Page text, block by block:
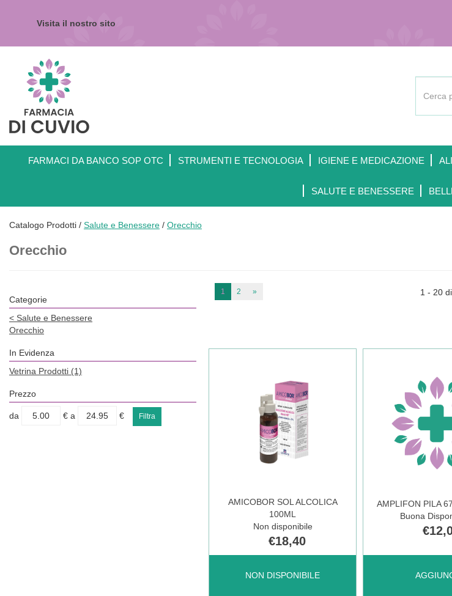
Visita il nostro sito
Farmacia
Cuvio
Prodotto
FARMACI DA BANCO SOP OTC STRUMENTI E TECNOLOGIA IGIENE E MEDICAZIONE
SALUTE E BENESSERE
Catalogo Prodotti / Salute e Benessere / Orecchio
Orecchio
Categorie
< Salute e Benessere
Orecchio
In Evidenza
Vetrina Prodotti (1)
Prezzo
filtra
da €
filtra
a €
1 2 » 1 - 20
AMICOBOR SOL ALCOLICA
100ML
Non disponibile
€18,40
NON DISPONIBILE
AMICOBOR
AMPLIFON PILA
Buona
AGGIUNGI